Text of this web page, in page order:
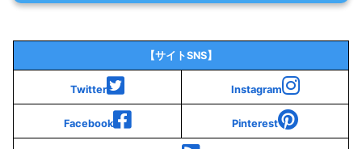
【サイトSNS】
Twitter Instagram
Facebook Pinterest